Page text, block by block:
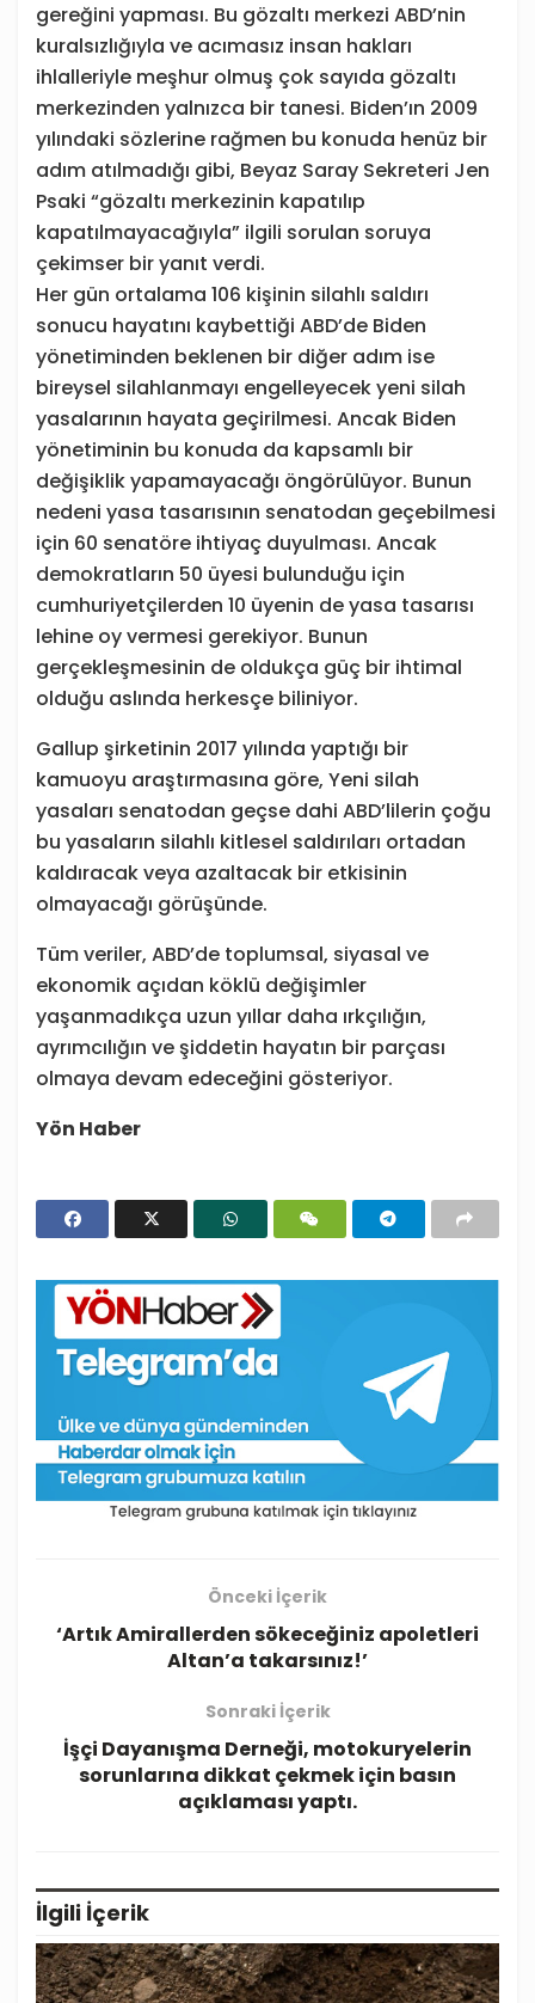
gereğini yapması. Bu gözaltı merkezi ABD’nin
kuralsızlığıyla ve acımasız insan hakları
ihlalleriyle meşhur olmuş çok sayıda gözaltı
merkezinden yalnızca bir tanesi. Biden’ın 2009
yılındaki sözlerine rağmen bu konuda henüz bir
adım atılmadığı gibi, Beyaz Saray Sekreteri Jen
Psaki “gözaltı merkezinin kapatılıp
kapatılmayacağıyla” ilgili sorulan soruya
çekimser bir yanıt verdi.
Her gün ortalama 106 kişinin silahlı saldırı
sonucu hayatını kaybettiği ABD’de Biden
yönetiminden beklenen bir diğer adım ise
bireysel silahlanmayı engelleyecek yeni silah
yasalarının hayata geçirilmesi. Ancak Biden
yönetiminin bu konuda da kapsamlı bir
değişiklik yapamayacağı öngörülüyor. Bunun
nedeni yasa tasarısının senatodan geçebilmesi
için 60 senatöre ihtiyaç duyulması. Ancak
demokratların 50 üyesi bulunduğu için
cumhuriyetçilerden 10 üyenin de yasa tasarısı
lehine oy vermesi gerekiyor. Bunun
gerçekleşmesinin de oldukça güç bir ihtimal
olduğu aslında herkesçe biliniyor.
Gallup şirketinin 2017 yılında yaptığı bir
kamuoyu araştırmasına göre, Yeni silah
yasaları senatodan geçse dahi ABD’lilerin çoğu
bu yasaların silahlı kitlesel saldırıları ortadan
kaldıracak veya azaltacak bir etkisinin
olmayacağı görüşünde.
Tüm veriler, ABD’de toplumsal, siyasal ve
ekonomik açıdan köklü değişimler
yaşanmadıkça uzun yıllar daha ırkçılığın,
ayrımcılığın ve şiddetin hayatın bir parçası
olmaya devam edeceğini gösteriyor.
Yön Haber
Önceki İçerik
‘Artık Amirallerden sökeceğiniz apoletleri
Altan’a takarsınız!’
Sonraki İçerik
İşçi Dayanışma Derneği, motokuryelerin
sorunlarına dikkat çekmek için basın
açıklaması yaptı.
İlgili İçerik